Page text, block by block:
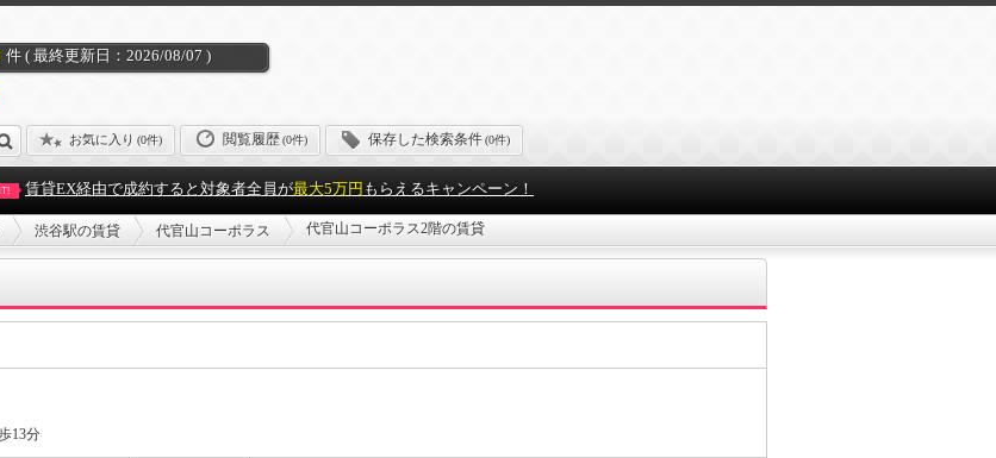
件 ( 最終更新日：2026/08/07 )
お気に入り (0件) 閲覧履歴(0件) 保存した検索条件(0件)
賃貸EX経由で成約すると対象者全員が最大5万円 もらえるキャンペーン！
渋谷駅の賃貸 代官山コーポラス 代官山コーポラス2階の賃貸
13分